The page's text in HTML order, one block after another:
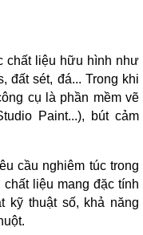
chất liệu hữu hình như
đất sét, đá... Trong khi
cụ là phần mềm vẽ
Paint...), bút cảm
cầu nghiêm túc trong
liệu mang đặc tính
kỹ thuật số, khả năng